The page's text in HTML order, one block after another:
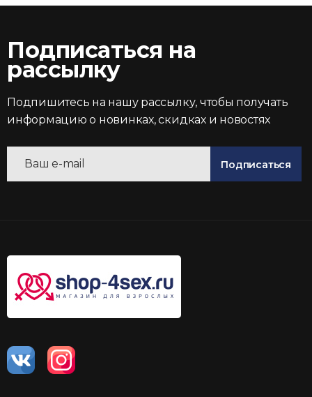
Подписаться на
рассылку
Подпишитесь на нашу рассылку, чтобы получать
информацию о новинках, скидках и новостях
Подписаться